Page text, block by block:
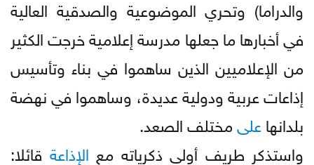
والدراما) وتحري الموضوعية والصدقية العالية
في أخبارها ما جعلها مدرسة إعلامية خرجت الكثير
من الإعلاميين الذين ساهموا في بناء وتأسيس
إذاعات عربية ودولية عديدة، وساهموا في نهضة
بلدانهاعلىمختلف الصعد.
واستذكر طريف أولى ذكرياته مع الإذاعة قائلا: